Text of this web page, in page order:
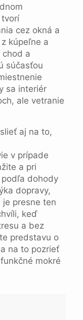
cez okná a
kúpeľne a
chod a
súčasťou
sa interiér
ale vetranie
aj na to,
v prípade
a pri
dohody
dopravy,
je presne ten
keď
a bez
predstavu o
na to pozrieť
mokré